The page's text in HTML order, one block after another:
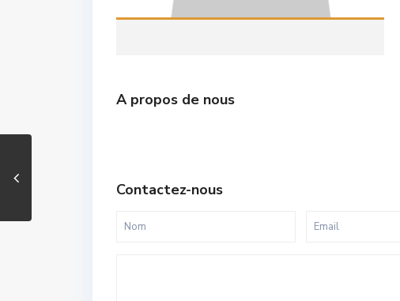
A propos de nous
Contactez-nous